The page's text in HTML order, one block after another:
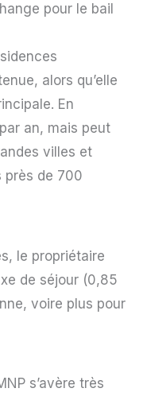
pour le bail
alors qu’elle
En
an, mais peut
villes et
près de 700
le propriétaire
de séjour (0,85
voire plus pour
s’avère très